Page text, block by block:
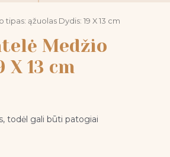
ąžuolas Dydis: 19 X 13 cm
Medžio
X 13 cm
todėl gali būti patogiai
13